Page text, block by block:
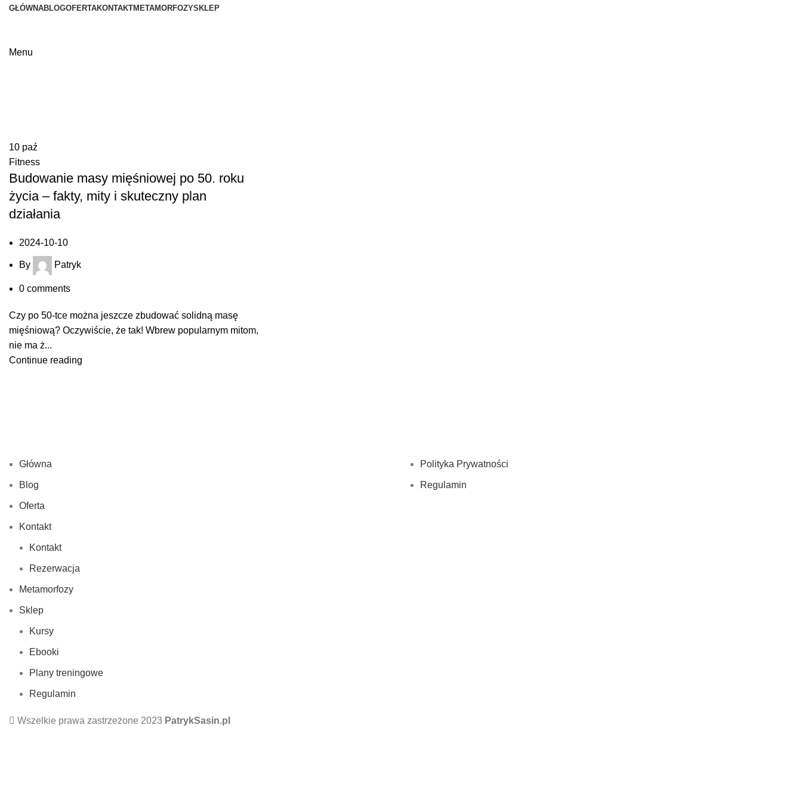
GŁÓWNABLOGOFERTAKONTAKTMETAMORFOZYSKLEP
Menu
10 paź
Fitness
Budowanie masy mięśniowej po 50. roku
życia – fakty, mity i skuteczny plan
działania
2024-10-10
By Patryk
0 comments
Czy po 50-tce można jeszcze zbudować solidną masę
mięśniową? Oczywiście, że tak! Wbrew popularnym mitom,
nie ma ż...
Continue reading
Główna
Blog
Oferta
Kontakt
Kontakt
Rezerwacja
Metamorfozy
Sklep
Kursy
Ebooki
Plany treningowe
Regulamin
Polityka Prywatności
Regulamin
Wszelkie prawa zastrzeżone 2023 PatrykSasin.pl